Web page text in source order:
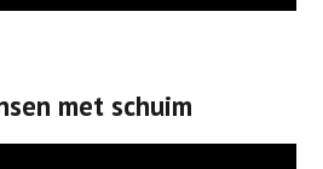
met schuim